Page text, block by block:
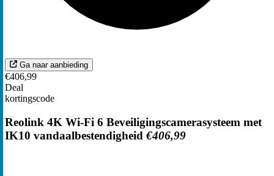
Ga naar aanbieding
€406,99
Deal
kortingscode
Reolink 4K Wi-Fi 6 Beveiligingscamerasysteem met
IK10 vandaalbestendigheid €406,99